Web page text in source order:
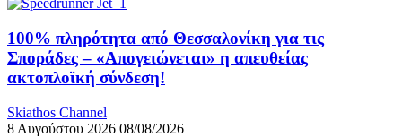
100% πληρότητα από Θεσσαλονίκη για τις
Σποράδες – «Απογειώνεται» η απευθείας
ακτοπλοϊκή σύνδεση!
Skiathos Channel
8 Αυγούστου 2026 08/08/2026